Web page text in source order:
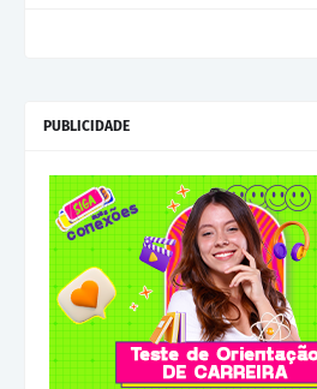
PUBLICIDADE